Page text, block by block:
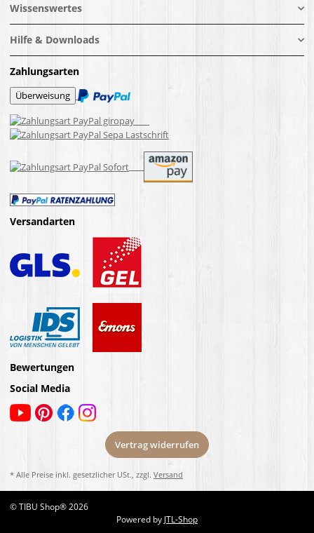
Wissenswertes
Hilfe & Downloads
Zahlungsarten
Versandarten
Bewertungen
Social Media
Vertrag widerrufen
* Alle Preise inkl. gesetzlicher USt., zzgl. Versand
© TIBU Shop® 2026
Powered byJTL-Shop